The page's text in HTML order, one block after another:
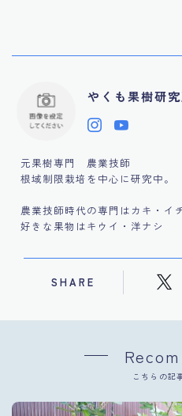
やくも果樹研
元果樹専門 農業技師
根域制限栽培を中心に研究中。
農業技師時代の専門はカキ・イ
好きな果物はキウイ・洋ナシ
SHARE
こちらの記